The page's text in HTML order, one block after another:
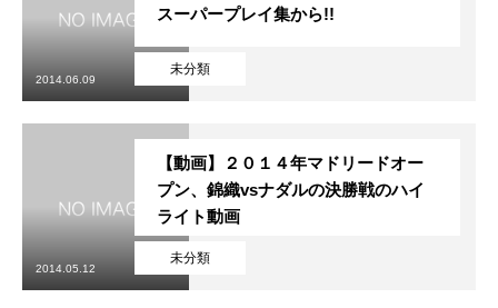
未分類
スーパープレイ集から!!
2014.06.09
未分類
【動画】２０１４年マドリードオー
プン、錦織vsナダルの決勝戦のハイ
ライト動画
2014.05.12